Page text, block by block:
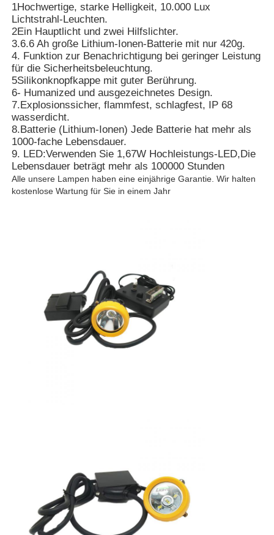
Über uns
Fabrik Tour
Qualitätskontrolle
Nachrichten
Referenzen
Aufladbare Bergbaugruppenlampen
unterirdische schnurlose Kappenlampe
Explosionssichere Taschenlampe
Industrie-LED-Streifenleuchte
1Hochwertige, starke Helligkeit, 10.000 Lux
Lichtstrahl-Leuchten.
2Ein Hauptlicht und zwei Hilfslichter.
3.6.6 Ah große Lithium-Ionen-Batterie mit nur 420g.
4. Funktion zur Benachrichtigung bei geringer Leistung
für die Sicherheitsbeleuchtung.
5Silikonknopfkappe mit guter Berührung.
6- Humanized und ausgezeichnetes Design.
7.Explosionssicher, flammfest, schlagfest, IP 68
wasserdicht.
8.Batterie (Lithium-Ionen) Jede Batterie hat mehr als
1000-fache Lebensdauer.
9. LED:Verwenden Sie 1,67W Hochleistungs-LED,Die
Lebensdauer beträgt mehr als 100000 Stunden
Alle unsere Lampen haben eine einjährige Garantie. Wir halten
kostenlose Wartung für Sie in einem Jahr